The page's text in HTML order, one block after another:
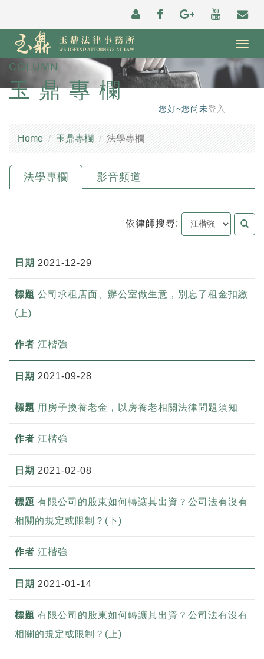
COLUMN
玉鼎專欄
您好~您尚未登入
Home 玉鼎專欄 法學專欄
法學專欄 影音頻道
依律師搜尋:
2021-12-29
公司承租店面、辦公室做生意，別忘了租金扣繳
(上)
江楷強
2021-09-28
用房子換養老金，以房養老相關法律問題須知
江楷強
2021-02-08
有限公司的股東如何轉讓其出資？公司法有沒有
相關的規定或限制？(下)
江楷強
2021-01-14
有限公司的股東如何轉讓其出資？公司法有沒有
相關的規定或限制？(上)